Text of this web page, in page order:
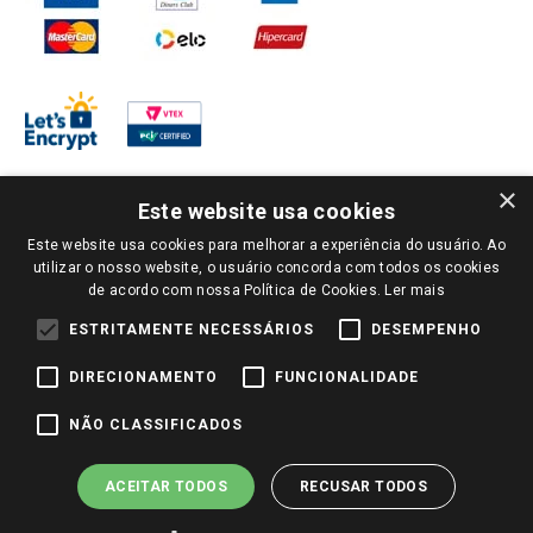
PARA VER OS PREÇOS DA SUA REGIÃO, FAÇA LOGIN E SELECIONE A LOJA DE
SUA PREFERÊNCIA. SOMENTE APÓS O LOGIN, OS PREÇOS DA SUA REGIÃO OU
LOJA SERÃO CARREGADOS.
TODOS OS PREÇOS E CONDIÇÕES COMERCIAIS DESTE SITE SÃO VÁLIDOS APENAS
PARA COMPRAS REALIZADAS NO GIASSI.COM.BR E NA LOJA SELECIONADA
PREÇOS PARA AS VENDAS ONLINE DIVULGADOS NO SITE PREVALECEM ANTE
COMUNICAÇÃO E SITES DE BUSCAS.
2022 COPYRIGHT - GIASSI SUPERMERCADOS. TODOS OS DIREITOS RESERVADOS.
×
Este website usa cookies
Este website usa cookies para melhorar a experiência do usuário. Ao
utilizar o nosso website, o usuário concorda com todos os cookies
de acordo com nossa Política de Cookies. Ler mais
ESTRITAMENTE NECESSÁRIOS DESEMPENHO
DIRECIONAMENTO FUNCIONALIDADE
NÃO CLASSIFICADOS
ACEITAR TODOS RECUSAR TODOS